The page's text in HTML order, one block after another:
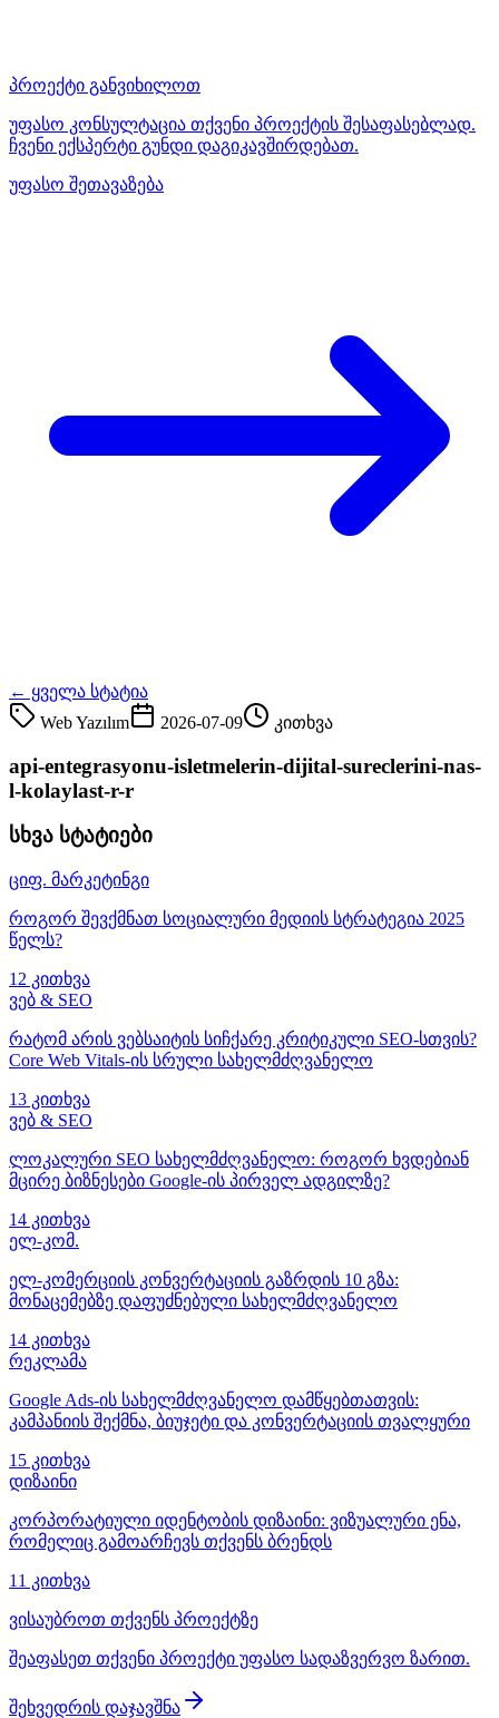
პროექტი განვიხილოთ
უფასო კონსულტაცია თქვენი პროექტის შესაფასებლად.
ჩვენი ექსპერტი გუნდი დაგიკავშირდებათ.
უფასო შეთავაზება
← ყველა სტატია
Web Yazılım
2026-07-09 კითხვა
api-entegrasyonu-isletmelerin-dijital-sureclerini-nas-
l-kolaylast-r-r
სხვა სტატიები
ციფ. მარკეტინგი
როგორ შევქმნათ სოციალური მედიის სტრატეგია 2025
წელს?
12 კითხვა
ვებ & SEO
რატომ არის ვებსაიტის სიჩქარე კრიტიკული SEO-სთვის?
Core Web Vitals-ის სრული სახელმძღვანელო
13 კითხვა
ვებ & SEO
ლოკალური SEO სახელმძღვანელო: როგორ ხვდებიან
მცირე ბიზნესები Google-ის პირველ ადგილზე?
14 კითხვა
ელ-კომ.
ელ-კომერციის კონვერტაციის გაზრდის 10 გზა:
მონაცემებზე დაფუძნებული სახელმძღვანელო
14 კითხვა
რეკლამა
Google Ads-ის სახელმძღვანელო დამწყებთათვის:
კამპანიის შექმნა, ბიუჯეტი და კონვერტაციის თვალყური
15 კითხვა
დიზაინი
კორპორატიული იდენტობის დიზაინი: ვიზუალური ენა,
რომელიც გამოარჩევს თქვენს ბრენდს
11 კითხვა
ვისაუბროთ თქვენს პროექტზე
შეაფასეთ თქვენი პროექტი უფასო სადაზვერვო ზარით.
შეხვედრის დაჯავშნა